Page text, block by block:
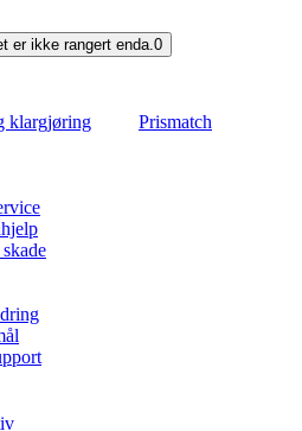
er ikke rangert enda.0
klargjøring
Prismatch